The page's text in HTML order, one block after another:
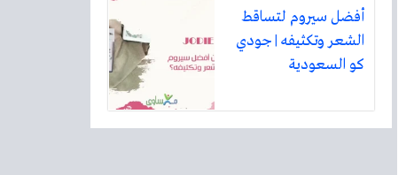
أفضل سيروم لتساقط
الشعر وتكثيفه | جودي
كو السعودية